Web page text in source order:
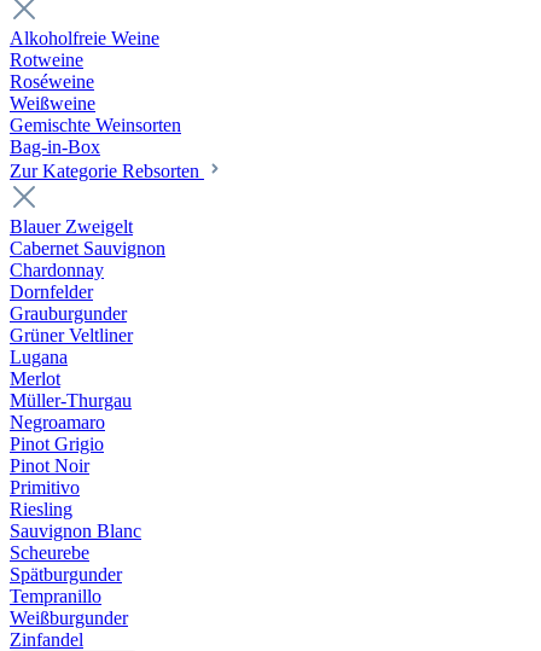
Alkoholfreie Weine
Rotweine
Roséweine
Weißweine
Gemischte Weinsorten
Bag-in-Box
Zur Kategorie Rebsorten
Blauer Zweigelt
Cabernet Sauvignon
Chardonnay
Dornfelder
Grauburgunder
Grüner Veltliner
Lugana
Merlot
Müller-Thurgau
Negroamaro
Pinot Grigio
Pinot Noir
Primitivo
Riesling
Sauvignon Blanc
Scheurebe
Spätburgunder
Tempranillo
Weißburgunder
Zinfandel